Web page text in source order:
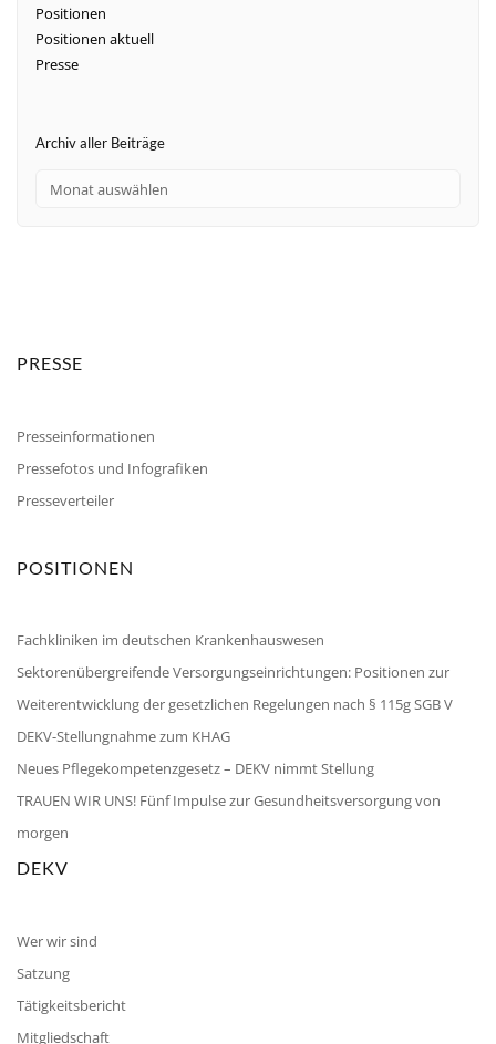
Positionen
Positionen aktuell
Presse
Archiv aller Beiträge
PRESSE
Presseinformationen
Pressefotos und Infografiken
Presseverteiler
POSITIONEN
Fachkliniken im deutschen Krankenhauswesen
Sektorenübergreifende Versorgungseinrichtungen: Positionen zur
Weiterentwicklung der gesetzlichen Regelungen nach § 115g SGB V
DEKV-Stellungnahme zum KHAG
Neues Pflegekompetenzgesetz – DEKV nimmt Stellung
TRAUEN WIR UNS! Fünf Impulse zur Gesundheitsversorgung von
morgen
DEKV
Wer wir sind
Satzung
Tätigkeitsbericht
Mitgliedschaft